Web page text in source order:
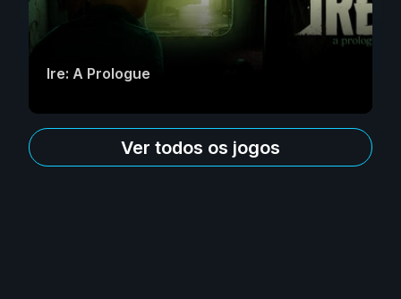
Ire: A Prologue
Ver todos os jogos